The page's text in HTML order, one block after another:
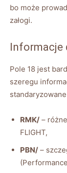
bo może
załogi.
Informacje
Pole 18 jest
szeregu
RMK/ –
FLIGHT,
PBN/ –